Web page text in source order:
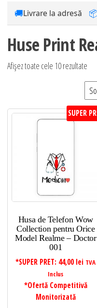
🚚Livrare la adresă
Huse Print
Afișez toate cele 10 rezultate
de
la
SUPER
Husa de Telefon Wow
Collection pentru Orice
Model Realme – Doctor
001
*SUPER PRET: 44,00 lei TVA
Inclus
*Ofertă Competitivă
Monitorizată